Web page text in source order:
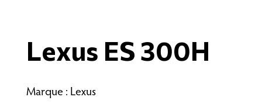
Lexus ES 300H
Marque : Lexus